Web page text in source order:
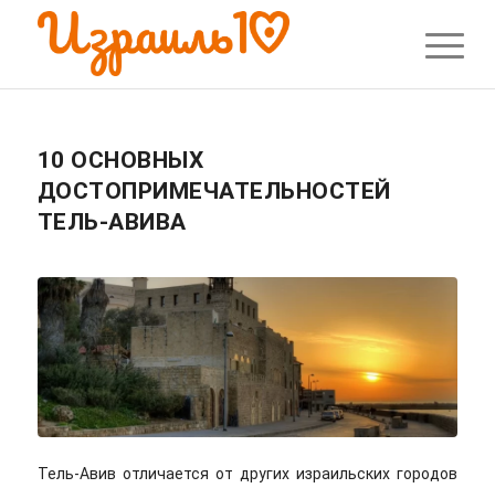
10 ОСНОВНЫХ
ДОСТОПРИМЕЧАТЕЛЬНОСТЕЙ
ТЕЛЬ-АВИВА
Тель-Авив отличается от других израильских городов